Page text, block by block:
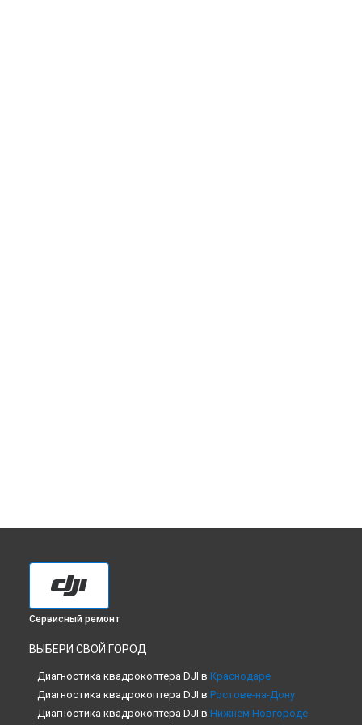
Сервисный ремонт
ВЫБЕРИ СВОЙ ГОРОД
Диагностика квадрокоптера DJI в Краснодаре
Диагностика квадрокоптера DJI в Ростове-на-Дону
Диагностика квадрокоптера DJI в Нижнем Новгороде